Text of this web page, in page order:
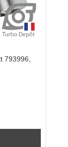
793996,